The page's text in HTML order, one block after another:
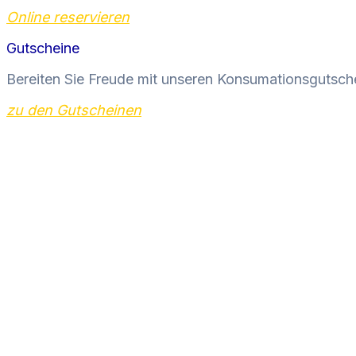
Online reservieren
Gutscheine
Bereiten Sie Freude mit unseren
zu den Gutscheinen